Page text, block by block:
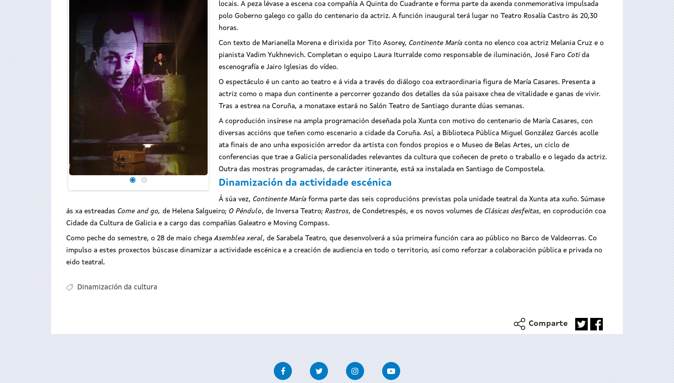
locais. A peza lévase a escena coa compañía A Quinta do Cuadrante e forma parte da axenda conmemorativa impulsada
polo Goberno galego co gallo do centenario da actriz. A función inaugural terá lugar no Teatro Rosalía Castro ás 20,30
horas.
Con texto de Marianella Morena e dirixida por Tito Asorey, Continente María conta no elenco coa actriz Melania Cruz e o
pianista Vadim Yukhnevich. Completan o equipo Laura Iturralde como responsable de iluminación, José Faro Coti da
escenografía e Jairo Iglesias do vídeo.
O espectáculo é un canto ao teatro e á vida a través do diálogo coa extraordinaria figura de María Casares. Presenta a
actriz como o mapa dun continente a percorrer gozando dos detalles da súa paisaxe chea de vitalidade e ganas de vivir.
Tras a estrea na Coruña, a monataxe estará no Salón Teatro de Santiago durante dúas semanas.
A coprodución insírese na ampla programación deseñada pola Xunta con motivo do centenario de María Casares, con
diversas accións que teñen como escenario a cidade da Coruña. Así, a Biblioteca Pública Miguel González Garcés acolle
ata finais de ano unha exposición arredor da artista con fondos propios e o Museo de Belas Artes, un ciclo de
conferencias que trae a Galicia personalidades relevantes da cultura que coñecen de preto o traballo e o legado da actriz.
Outra das mostras programadas, de carácter itinerante, está xa instalada en Santiago de Compostela.
Dinamización da actividade escénica
Á súa vez, Continente María forma parte das seis coproducións previstas pola unidade teatral da Xunta ata xuño. Súmase
ás xa estreadas Come and go, de Helena Salgueiro; O Péndulo, de Inversa Teatro; Rastros, de Condetrespés, e os novos volumes de Clásicas desfeitas, en coprodución coa
Cidade da Cultura de Galicia e a cargo das compañías Galeatro e Moving Compass.
Como peche do semestre, o 28 de maio chegaAsemblea xeral, de Sarabela Teatro, que desenvolverá a súa primeira función cara ao público no Barco de Valdeorras. Co
impulso a estes proxectos búscase dinamizar a actividade escénica e a creación de audiencia en todo o territorio, así como reforzar a colaboración pública e privada no
eido teatral.
Dinamización da cultura
Comparte
FacebookTwitter InstagramYoutube